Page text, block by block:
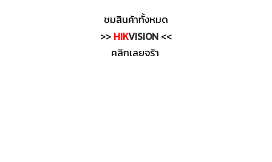
ชมสินค้าทั้งหมด
>> HIKVISION <<
คลิกเลยจร้า